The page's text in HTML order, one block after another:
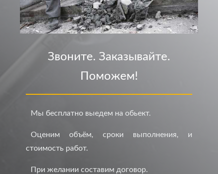
Звоните. Заказывайте.
Поможем!
Мы бесплатно выедем на обьект.
Оценим объём, сроки выполнения, и
стоимость работ.
При желании составим договор.